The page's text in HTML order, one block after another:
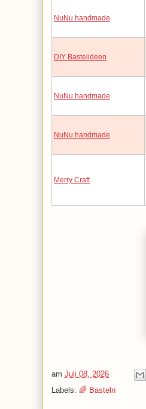
NuNu handmade
DIY Bastelideen
NuNu handmade
NuNu handmade
Merry Craft
am Juli 08, 2026
Labels: 🌈 Basteln